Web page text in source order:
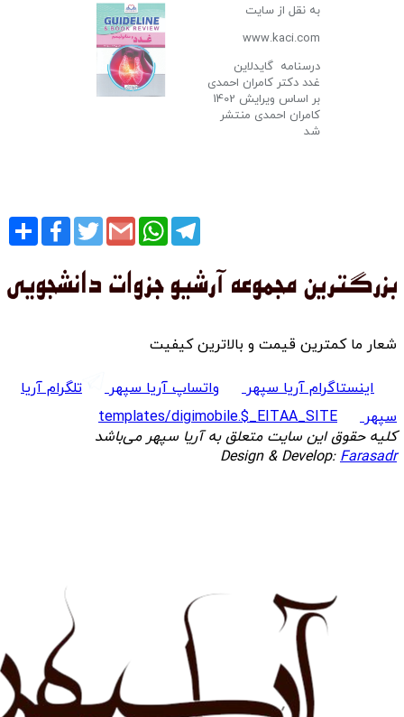
به نقل از سایت
www.kaci.com
درسنامه گایدلاین
غدد دکتر کامران احمدی
بر اساس ویرایش 1402
کامران احمدی منتشر
شد
Share
FacebookTwitterGmail
WhatsAppTelegram
شعار ما کمترین قیمت و بالاترین کیفیت
اینستاگرام آریا سپهر واتساپ آریا سپهر
تلگرام آریا
سپهر
templates/digimobile.$_EITAA_SITE
کلیه حقوق این سایت متعلق به آریا سپهر می‌باشد
Design & Develop:Farasadr